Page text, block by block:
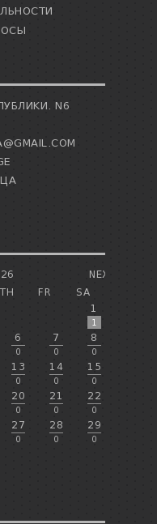
N6
NEXT
TH FR
SA
1
1
6
0
7
0
8
0
13
0
14
0
15
0
20
0
21
0
22
0
27
0
28
0
29
0